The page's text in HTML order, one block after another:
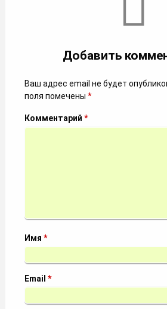
Добавить
Ваш адрес email не будет
поля помечены *
Комментарий *
Имя *
Email *